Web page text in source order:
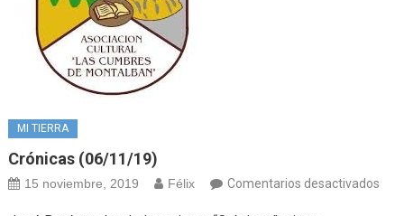
MI TIERRA
Crónicas (06/11/19)
15 noviembre, 2019 Félix Comentarios desactivadosen